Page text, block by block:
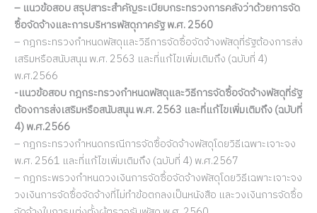
– แนวข้อสอบ สรุปสาระสำคัญระเบียบกระทรวงการคลังว่าด้วยการจัด
ซื้อจัดจ้างและการบริหารพัสดุภาครัฐ พ.ศ. 2560
– กฎกระทรวงกำหนดพัสดุและวิธีการจัดซื้อจัดจ้างพัสดุที่รัฐต้องการส่ง
เสริมหรือสนับสนุน พ.ศ. 2563 และที่แก้ไขเพิ่มเติมถึง (ฉบับที่ 4)
พ.ศ.2566
-แนวข้อสอบ กฎกระทรวงกำหนดพัสดุและวิธีการจัดซื้อจัดจ้างพัสดุที่รัฐ
ต้องการส่งเสริมหรือสนับสนุน พ.ศ. 2563 และที่แก้ไขเพิ่มเติมถึง (ฉบับที่
4) พ.ศ.2566
– กฎกระทรวงกำหนดกรณีการจัดซื้อจัดจ้างพัสดุโดยวิธีเฉพาะเจาะจง
พ.ศ. 2561 และที่แก้ไขเพิ่มเติมถึง (ฉบับที่ 4) พ.ศ.2567
– กฎกระพรวงกำหนดวงเงินการจัดซื้อจัดจ้างพัสดุโดยวิธีเฉพาะเจาะจง
วงเงินการจัดซื้อจัดจ้างที่ไม่ทำข้อตกลงเป็นหนังสือ และวงเงินการจัดซื้อ